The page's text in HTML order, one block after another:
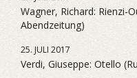
Wagner, Richard: Rienzi-
Abendzeitung)
25. JULI 2017
Verdi, Giuseppe: Otello